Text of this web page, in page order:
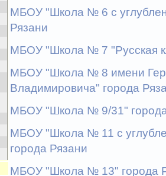
МБОУ "Школа № 6 с
Рязани
МБОУ "Школа № 7 "Русская
МБОУ "Школа № 8 имени
Владимировича" города
МБОУ "Школа № 9/31"
МБОУ "Школа № 11 с
города Рязани
МБОУ "Школа № 13" города